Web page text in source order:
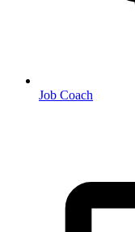
Job Coach